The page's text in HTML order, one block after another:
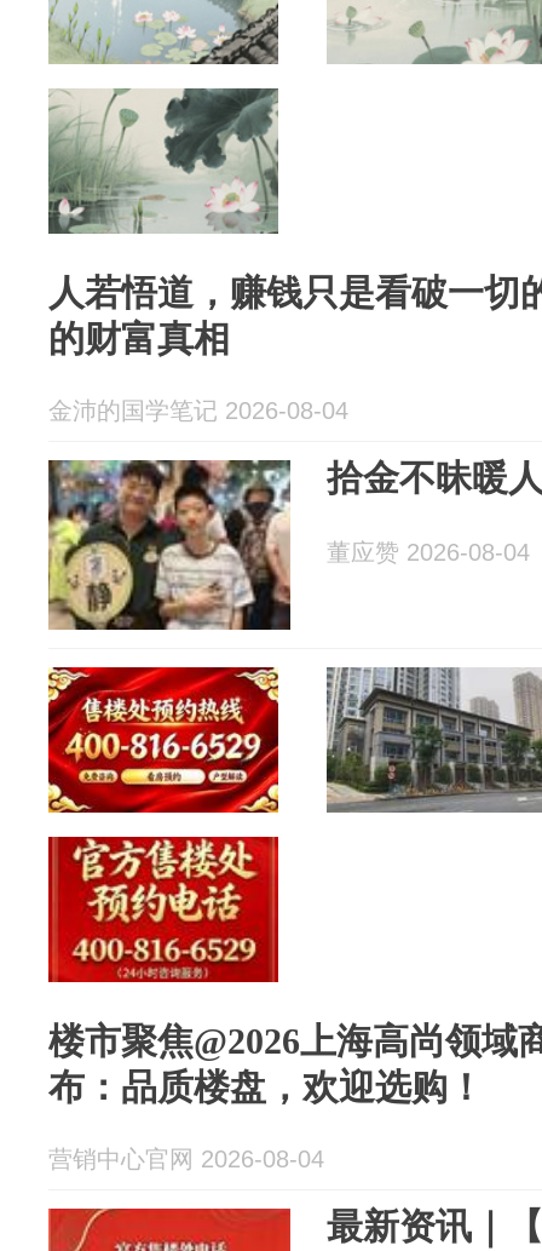
人若悟道，赚钱只是看破一切
的财富真相
金沛的国学笔记 2026-08-04
拾金不昧暖
董应赞 2026-08-04
楼市聚焦@2026上海高尚领域
布：品质楼盘，欢迎选购！
营销中心官网 2026-08-04
最新资讯｜